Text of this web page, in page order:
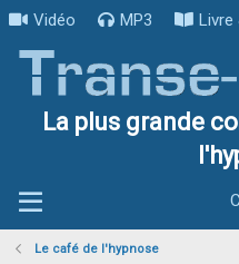
Vidéo MP3 Livre
La plus grande
Le café de l'hypnose